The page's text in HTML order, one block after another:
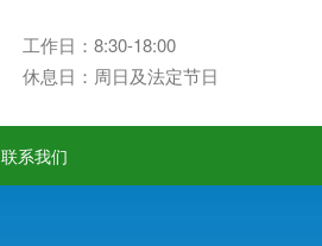
工作日：8:30-18:00
休息日：周日及法定节日
联系我们